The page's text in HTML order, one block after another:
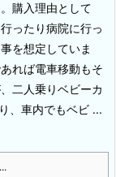
購入理由として
ったり病院に行っ
を想定していま
れば電車移動もそ
二人乗りベビーカ
、車内でもベビ ...